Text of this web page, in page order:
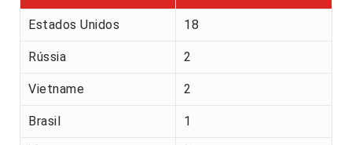
Estados Unidos 18
Rússia 2
Vietname 2
Brasil 1